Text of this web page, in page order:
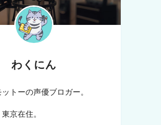
わくにん
トーの声優ブロガー。
京在住。